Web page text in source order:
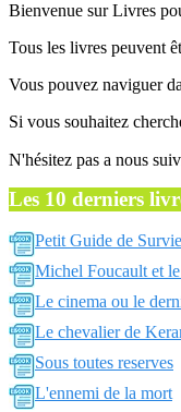
Bienvenue sur Livres
Tous les livres peuvent
Vous pouvez naviguer
Si vous souhaitez
N'hésitez pas a nous
Les 10 derniers
Petit Guide de
Michel Foucault et
Le cinema ou le
Le chevalier de
Sous toutes reserves
L'ennemi de la mort